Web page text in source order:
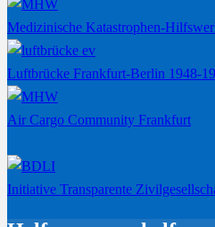
Medizinische Katastrophen-
Luftbrücke Frankfurt-Berlin 1948-
Air Cargo Community Frankfurt
Initiative Transparente